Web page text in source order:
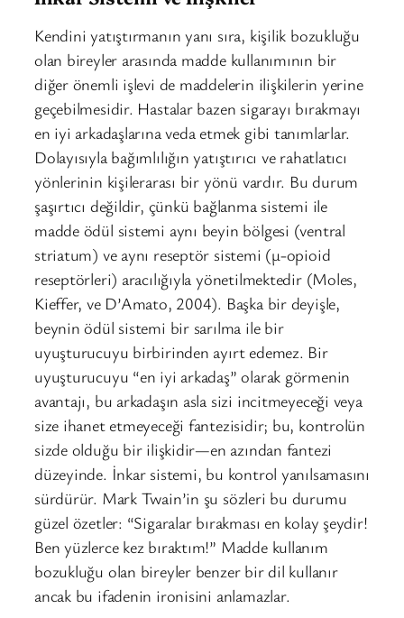
Kendini yatıştırmanın yanı sıra, kişilik bozukluğu
olan bireyler arasında madde kullanımının bir
diğer önemli işlevi de maddelerin ilişkilerin yerine
geçebilmesidir. Hastalar bazen sigarayı bırakmayı
en iyi arkadaşlarına veda etmek gibi tanımlarlar.
Dolayısıyla bağımlılığın yatıştırıcı ve rahatlatıcı
yönlerinin kişilerarası bir yönü vardır. Bu durum
şaşırtıcı değildir, çünkü bağlanma sistemi ile
madde ödül sistemi aynı beyin bölgesi (ventral
striatum) ve aynı reseptör sistemi (μ-opioid
reseptörleri) aracılığıyla yönetilmektedir (Moles,
Kieffer, ve D’Amato, 2004). Başka bir deyişle,
beynin ödül sistemi bir sarılma ile bir
uyuşturucuyu birbirinden ayırt edemez. Bir
uyuşturucuyu “en iyi arkadaş” olarak görmenin
avantajı, bu arkadaşın asla sizi incitmeyeceği veya
size ihanet etmeyeceği fantezisidir; bu, kontrolün
sizde olduğu bir ilişkidir—en azından fantezi
düzeyinde. İnkar sistemi, bu kontrol yanılsamasını
sürdürür. Mark Twain’in şu sözleri bu durumu
güzel özetler: “Sigaralar bırakması en kolay şeydir!
Ben yüzlerce kez bıraktım!” Madde kullanım
bozukluğu olan bireyler benzer bir dil kullanır
ancak bu ifadenin ironisini anlamazlar.